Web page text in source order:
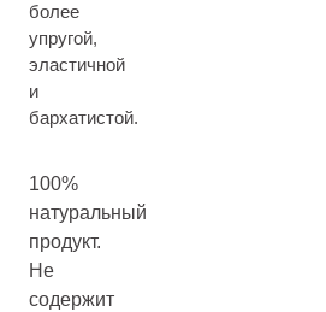
более
упругой,
эластичной
и
бархатистой.
100%
натуральный
продукт.
Не
содержит